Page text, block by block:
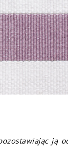
ją